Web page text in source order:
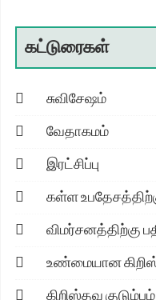
கட்டுரைகள்
சுவிசேஷம்
வேதாகமம்
இரட்சிப்பு
கள்ள
விமர்சனத்திற்கு
உண்மையான